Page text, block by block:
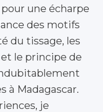
une écharpe
des motifs
du tissage, les
le principe de
à Madagascar.
je